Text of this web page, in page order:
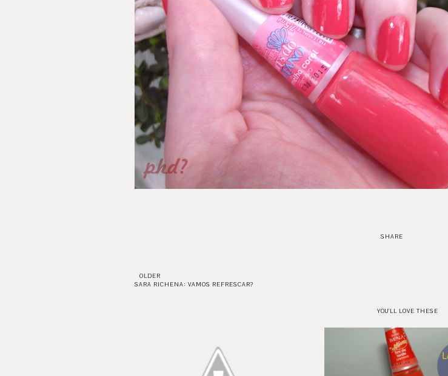
SHARE
OLDER
SARA RICHENA: VAMOS REFRESCAR?
YOU'LL LOVE THESE